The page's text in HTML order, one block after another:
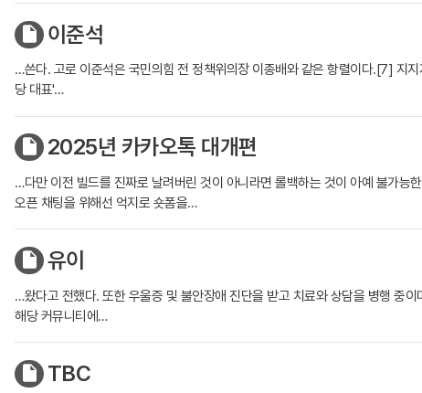
이준석
…쓴다. 고로 이준석은 국민의힘 전 정책위의장 이종배와 같은 항렬이다.[7] 지
당 대표'…
2025년 카카오톡 대개편
…다만 이전 빌드를 진짜로 날려버린 것이 아니라면 롤백하는 것이 아예 불가
오픈 채팅을 위해선 억지로 숏폼을…
유이
…왔다고 전했다. 또한 우울증 및 불안장애 진단을 받고 치료와 상담을 병행 중
해당 커뮤니티에…
TBC